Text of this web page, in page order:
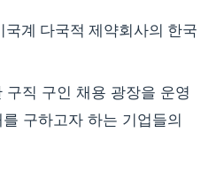
국계 다국적 제약회사의 한국
직 구인 채용 광장을 운영
구하고자 하는 기업들의